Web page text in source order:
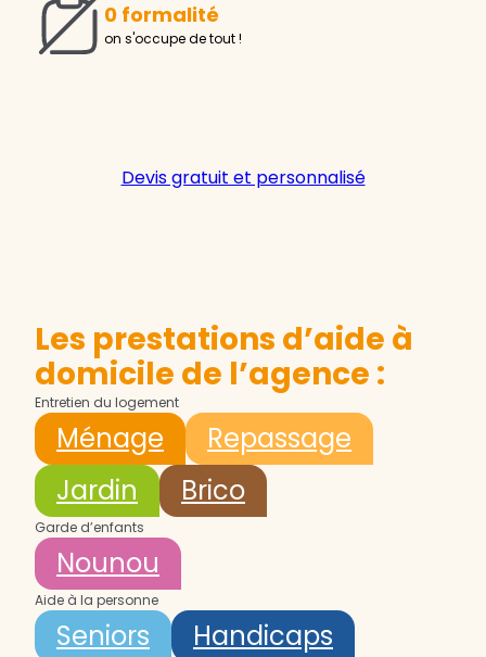
0 formalité
on s'occupe de tout !
Devis gratuit et personnalisé
Les prestations d’aide à
domicile de l’agence :
Entretien du logement
Ménage
Repassage
Jardin
Brico
Garde d’enfants
Nounou
Aide à la personne
Seniors Handicaps